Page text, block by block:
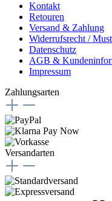
Kontakt
Retouren
Versand & Zahlung
Widerrufsrecht /
Datenschutz
AGB &
Impressum
Zahlungsarten
Versandarten